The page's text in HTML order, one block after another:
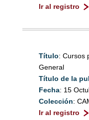
Ir al registro
Título: Cursos
General
Título de la
Fecha: 15
Colección:
Ir al registro